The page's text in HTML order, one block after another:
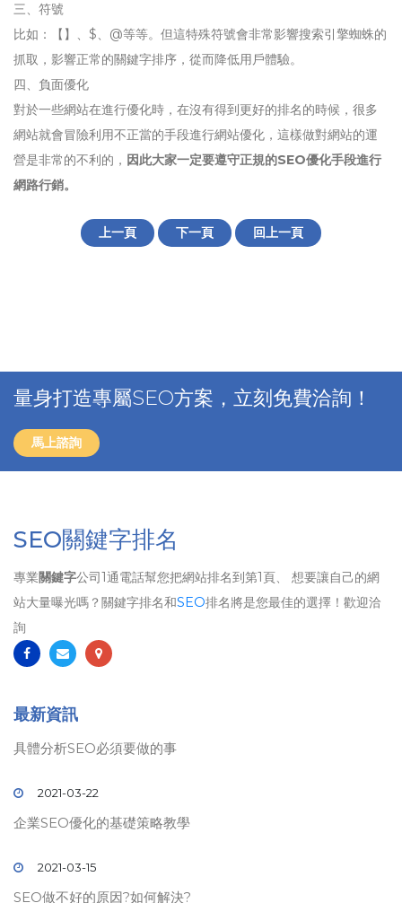
三、符號
比如：【】、$、@等等。但這特殊符號會非常影響搜索引擎蜘蛛的
抓取，影響正常的關鍵字排序，從而降低用戶體驗。
四、負面優化
對於一些網站在進行優化時，在沒有得到更好的排名的時候，很多
網站就會冒險利用不正當的手段進行網站優化，這樣做對網站的運
營是非常的不利的， 因此大家一定要遵守正規的SEO優化手段進行
網路行銷。
上一頁 下一頁 回上一頁
量身打造專屬SEO方案，立刻免費洽詢！
馬上諮詢
SEO關鍵字排名
專業關鍵字公司1通電話幫您把網站排名到第1頁、 想要讓自己的網
站大量曝光嗎？關鍵字排名和SEO排名將是您最佳的選擇！歡迎洽
詢
最新資訊
具體分析SEO必須要做的事
2021-03-22
企業SEO優化的基礎策略教學
2021-03-15
SEO做不好的原因?如何解決?